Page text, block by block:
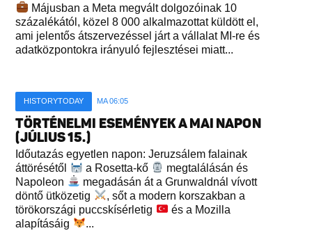
Májusban a Meta megvált dolgozóinak 10
százalékától, közel 8 000 alkalmazottat küldött el,
ami jelentős átszervezéssel járt a vállalat MI-re és
adatközpontokra irányuló fejlesztései miatt...
HISTORYTODAY MA 06:05
TÖRTÉNELMI ESEMÉNYEK A MAI NAPON
(JÚLIUS 15.)
Időutazás egyetlen napon: Jeruzsálem falainak
áttörésétől
a Rosetta-kő
megtalálásán és
Napoleon
megadásán át a Grunwaldnál vívott
döntő ütközetig
, sőt a modern korszakban a
törökországi puccskísérletig
és a Mozilla
alapításáig
...